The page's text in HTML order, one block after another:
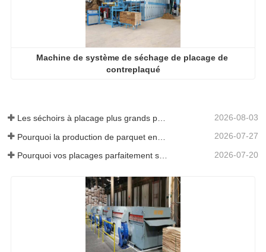
Machine de système de séchage de placage de
contreplaqué
Les séchoirs à placage plus grands permettent-ils vraiment d'économiser de l'argent ? 2026-08-03
2026-07-27
2026-07-20